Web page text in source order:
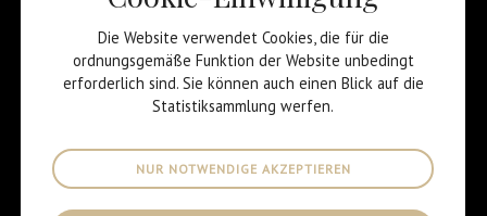
eine nachhaltige
Gesellschaft
In 30 Jahren werden 70 % der Weltbevölkerung in Städten
leben.
Die Website verwendet Cookies, die für die
ordnungsgemäße Funktion der Website unbedingt
erforderlich sind. Sie können auch einen Blick auf die
Statistiksammlung werfen.
NUR NOTWENDIGE AKZEPTIEREN